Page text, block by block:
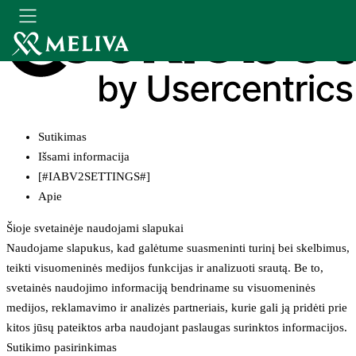
Sutikimas
Išsami informacija
[#IABV2SETTINGS#]
Apie
Šioje svetainėje naudojami slapukai
Naudojame slapukus, kad galėtume suasmeninti turinį bei skelbimus,
teikti visuomeninės medijos funkcijas ir analizuoti srautą. Be to,
svetainės naudojimo informaciją bendriname su visuomeninės
medijos, reklamavimo ir analizės partneriais, kurie gali ją pridėti prie
kitos jūsų pateiktos arba naudojant paslaugas surinktos informacijos.
Sutikimo pasirinkimas